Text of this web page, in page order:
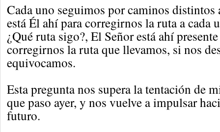
Cada uno seguimos por caminos distintos
está Él ahí para corregirnos la ruta a cada
¿Qué ruta sigo?, El Señor está ahí
corregirnos la ruta que llevamos, si nos
equivocamos.
Esta pregunta nos supera la tentación de
que paso ayer, y nos vuelve a impulsar
futuro.